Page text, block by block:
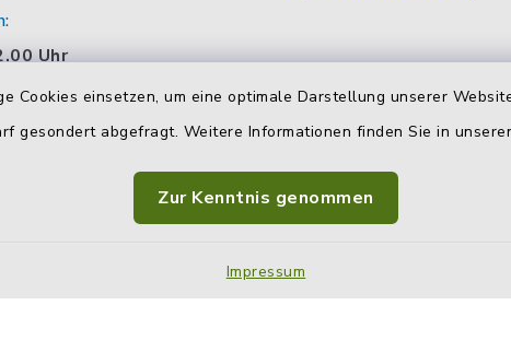
Cookies einsetzen, um eine optimale Darstellung unserer
gesondert abgefragt. Weitere Informationen finden Sie in
Zur Kenntnis genommen
Impressum
Uhr
Uhr
auch außerhalb dieser
Sie da. Vereinbaren Sie
Abwasserbeseitigung